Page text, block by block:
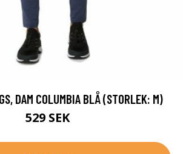
DAM COLUMBIA BLÅ (STORLEK: M)
529 SEK